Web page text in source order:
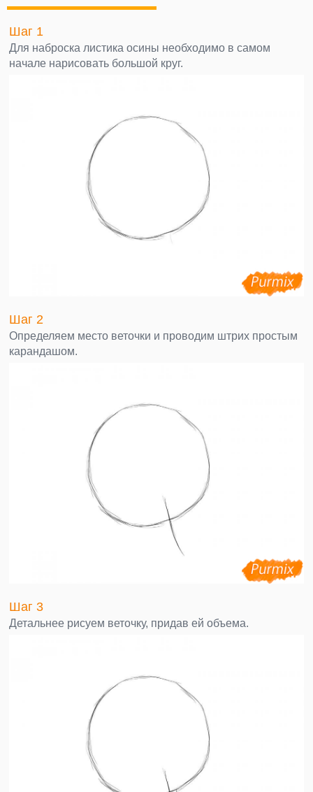
Шаг 1
Для наброска листика осины необходимо в самом
начале нарисовать большой круг.
Шаг 2
Определяем место веточки и проводим штрих простым
карандашом.
Шаг 3
Детальнее рисуем веточку, придав ей объема.